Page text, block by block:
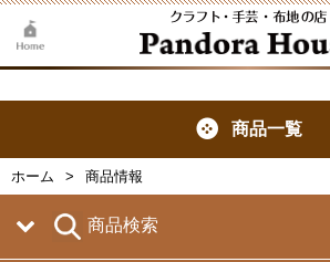
商品一覧
ホーム 商品情報
商品検索